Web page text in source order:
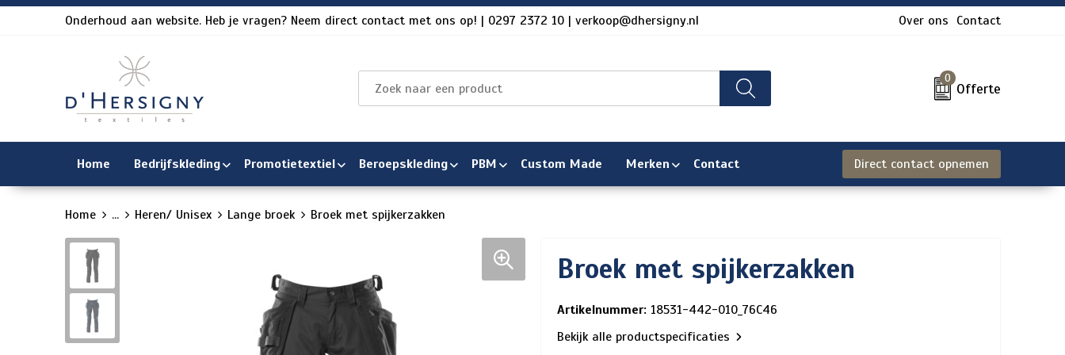
Onderhoud aan website. Heb je vragen? Neem direct contact met ons op! | 0297 2372 10 | verkoop@dhersigny.nl Over ons Contact
0
Offerte
Home Bedrijfskleding Promotietextiel Beroepskleding PBM Custom Made Merken Contact Direct contact opnemen
Home ... Heren/ Unisex Lange broek Broek met spijkerzakken
Broek met spijkerzakken
Artikelnummer: 18531-442-010_76C46
Bekijk alle productspecificaties